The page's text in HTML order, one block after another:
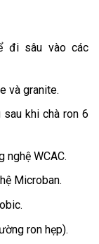
đi sâu vào các
và granite.
khi chà ron 6
nghệ WCAC.
Microban.
ron hẹp).